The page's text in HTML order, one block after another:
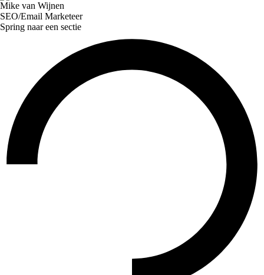
Mike van Wijnen
SEO/Email Marketeer
Spring naar een sectie